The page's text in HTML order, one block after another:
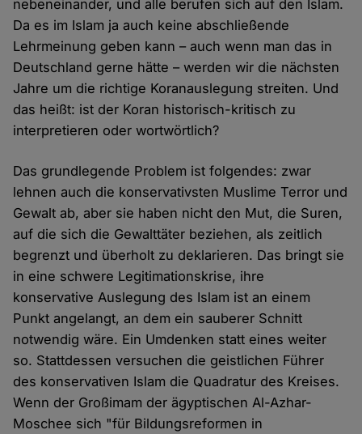
nebeneinander, und alle berufen sich auf den Islam.
Da es im Islam ja auch keine abschließende
Lehrmeinung geben kann – auch wenn man das in
Deutschland gerne hätte – werden wir die nächsten
Jahre um die richtige Koranauslegung streiten. Und
das heißt: ist der Koran historisch-kritisch zu
interpretieren oder wortwörtlich?
Das grundlegende Problem ist folgendes: zwar
lehnen auch die konservativsten Muslime Terror und
Gewalt ab, aber sie haben nicht den Mut, die Suren,
auf die sich die Gewalttäter beziehen, als zeitlich
begrenzt und überholt zu deklarieren. Das bringt sie
in eine schwere Legitimationskrise, ihre
konservative Auslegung des Islam ist an einem
Punkt angelangt, an dem ein sauberer Schnitt
notwendig wäre. Ein Umdenken statt eines weiter
so. Stattdessen versuchen die geistlichen Führer
des konservativen Islam die Quadratur des Kreises.
Wenn der Großimam der ägyptischen Al-Azhar-
Moschee sich "für Bildungsreformen in